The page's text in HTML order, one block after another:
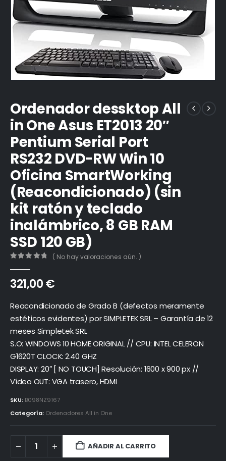
Ordenador dessktop All
in One Asus ET2013 20″
Pentium Serial Port
RS232 DVD-RW Win 10
Oficina SmartWorking
(Reacondicionado) (sin
kit ratón y teclado
inalámbrico, 8 GB RAM
SSD 120 GB)
( No hay valoraciones aún. )
321,00€
Reacondicionado de Grado B (defectos meramente
estéticos evidentes) por SIMPLETEK SRL – Garantía de 12
meses Simpletek SRL
S.O: WINDOWS 10 HOME ORIGINAL // CPU: INTEL CELERON
G1620T CLOCK: 2.40 GHZ
DISPLAY: 20″ [ NO TOUCH] Resolución: 1600 x 900 px //
Vídeo OUT: VGA trasero, HDMI
SKU: B098NZ9167
Categoría: Ordenadores All in One
AÑADIR AL CARRITO